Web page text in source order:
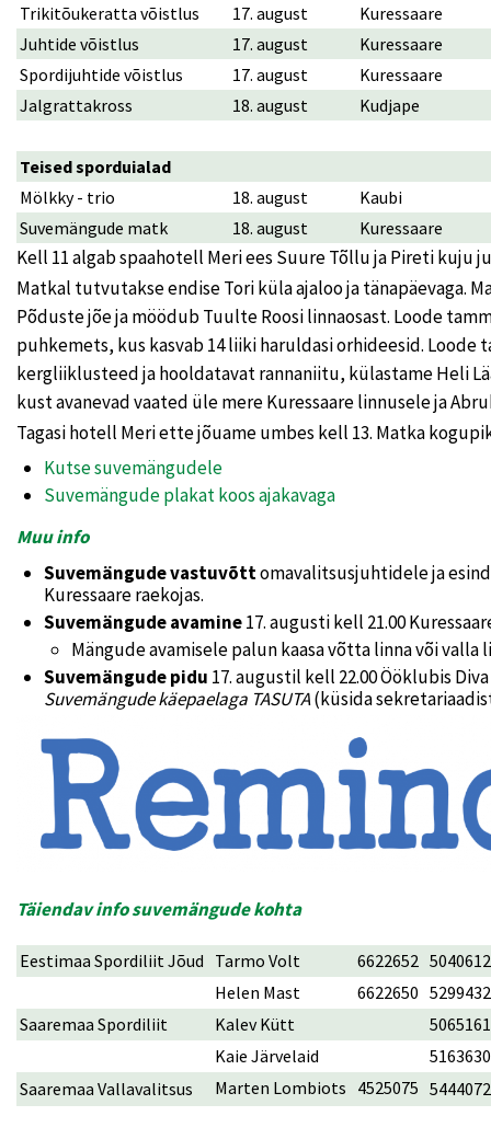
Trikitõukeratta võistlus
17. august
Kuressaare
Juhtide võistlus
17. august
Kuressaare
Spordijuhtide võistlus
17. august
Kuressaare
Jalgrattakross
18. august Kudjape
Teised sporduialad
Mölkky - trio
18. august
Kaubi
Suvemängude matk
18. august Kuressaare
Kell 11 algab spaahotell Meri ees Suure Tõllu ja Pireti kuju
Matkal tutvutakse endise Tori küla ajaloo ja tänapäevaga.
Põduste jõe ja möödub Tuulte Roosi linnaosast. Loode
puhkemets, kus kasvab 14 liiki haruldasi orhideesid. Loode
kergliiklusteed ja hooldatavat rannaniitu, külastame Heli
kust avanevad vaated üle mere Kuressaare linnusele ja
Tagasi hotell Meri ette jõuame umbes kell 13. Matka
Kutse suvemängudele
Suvemängude plakat koos ajakavaga
Muu info
Suvemängude vastuvõttomavalitsusjuhtidele ja
Kuressaare raekojas.
Suvemängude avamine17. augusti kell 21.00
Mängude avamisele palun kaasa võtta linna või valla
Suvemängude pidu 17. augustil kell 22.00 Ööklubis
Suvemängude käepaelaga TASUTA(küsida
Täiendav info suvemängude kohta
Eestimaa Spordiliit Jõud Tarmo Volt 6622652 5040612
Helen Mast
6622650 5299432
Saaremaa Spordiliit
Kalev Kütt
5065161
Kaie Järvelaid
5163630
Saaremaa Vallavalitsus
Marten Lombiots 4525075